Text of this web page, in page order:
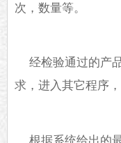
次，数量等。
经检验通过的产
求，进入其它程序
根据系统给出的